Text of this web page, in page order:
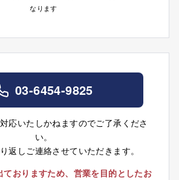
なります
03-6454-9825
応いたしかねますのでご了承くださ
い。
返しご連絡させていただきます。
ておりますため、営業を目的としたお